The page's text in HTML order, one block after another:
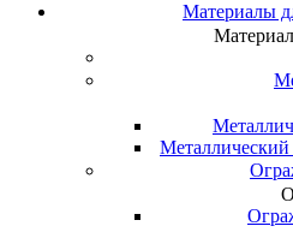
Материалы